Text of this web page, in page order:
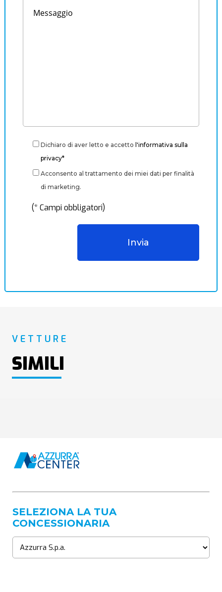
Dichiaro di aver letto e accetto l'informativa sulla
privacy*
Acconsento al trattamento dei miei dati per finalità
di marketing.
(* Campi obbligatori)
VETTURE
SIMILI
SELEZIONA LA TUA
CONCESSIONARIA